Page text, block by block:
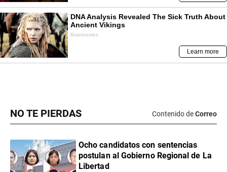
NO TE PIERDAS Contenido deCorreo
Ocho candidatos con sentencias
postulan al Gobierno Regional de La
Libertad